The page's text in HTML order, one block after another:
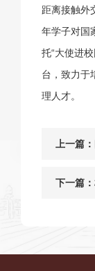
距离接触外
年学子对国
托“大使进
台，致力于
理人才。
上一篇：
下一篇：